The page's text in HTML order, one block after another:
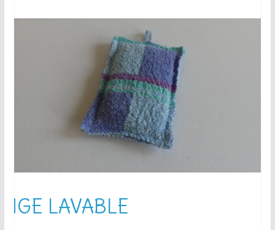
LAVABLE